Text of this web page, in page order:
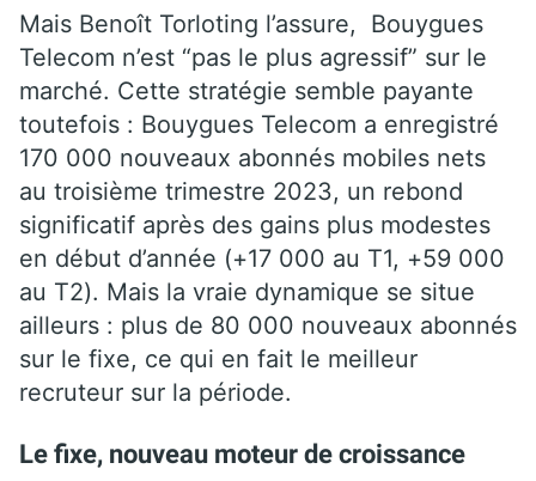
Mais Benoît Torloting l’assure, Bouygues
Telecom n’est “pas le plus agressif” sur le
marché. Cette stratégie semble payante
toutefois : Bouygues Telecom a enregistré
170 000 nouveaux abonnés mobiles nets
au troisième trimestre 2023, un rebond
significatif après des gains plus modestes
en début d’année (+17 000 au T1, +59 000
au T2). Mais la vraie dynamique se situe
ailleurs : plus de 80 000 nouveaux abonnés
sur le fixe, ce qui en fait le meilleur
recruteur sur la période.
Le fixe, nouveau moteur de croissance